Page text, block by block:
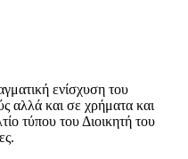
ενίσχυση του
αλλά και σε χρήματα και
τύπου του Διοικητή του